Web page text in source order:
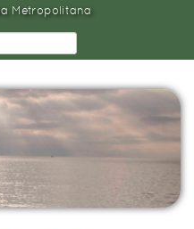
Metropolitana